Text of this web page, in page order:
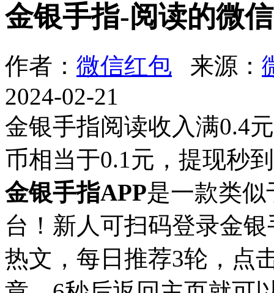
金银手指-阅读的微
作者： 微信红包 来源：
2024-02-21
金银手指阅读收入满0.4
币相当于0.1元，提现秒
金银手指APP是一款类
台！新人可扫码登录金
热文，每日推荐3轮，点